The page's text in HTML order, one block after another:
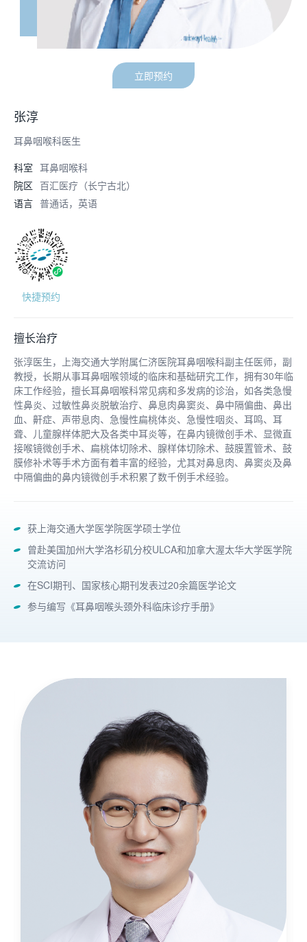
立即预约
张淳
耳鼻咽喉科医生
科室 耳鼻咽喉科
院区 百汇医疗（长宁古北）
语言 普通话，英语
快捷预约
擅长治疗
张淳医生，上海交通大学附属仁济医院耳鼻咽喉科副主任医师，副
教授，长期从事耳鼻咽喉领域的临床和基础研究工作，拥有30年临
床工作经验，擅长耳鼻咽喉科常见病和多发病的诊治，如各类急慢
性鼻炎、过敏性鼻炎脱敏治疗、鼻息肉鼻窦炎、鼻中隔偏曲、鼻出
血、鼾症、声带息肉、急慢性扁桃体炎、急慢性咽炎、耳鸣、耳
聋、儿童腺样体肥大及各类中耳炎等，在鼻内镜微创手术、显微直
接喉镜微创手术、扁桃体切除术、腺样体切除术、鼓膜置管术、鼓
膜修补术等手术方面有着丰富的经验，尤其对鼻息肉、鼻窦炎及鼻
中隔偏曲的鼻内镜微创手术积累了数千例手术经验。
获上海交通大学医学院医学硕士学位
曾赴美国加州大学洛杉矶分校ULCA和加拿大渥太华大学医学院
交流访问
在SCI期刊、国家核心期刊发表过20余篇医学论文
参与编写《耳鼻咽喉头颈外科临床诊疗手册》